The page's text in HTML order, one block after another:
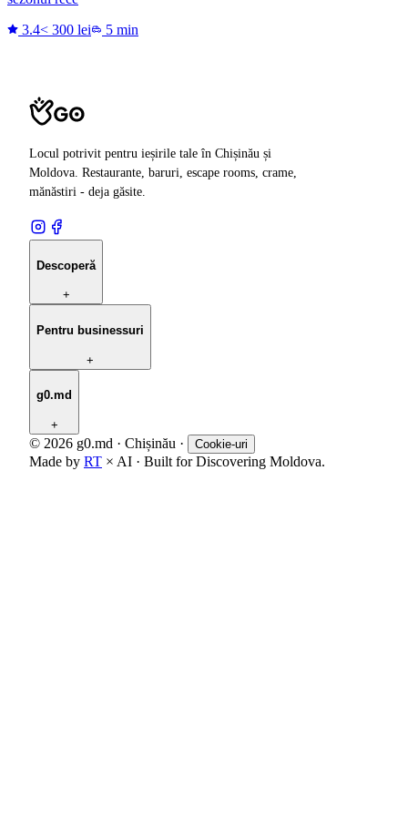
3.4< 300 lei 5 min
Locul potrivit pentru ieșirile tale în Chișinău și
Moldova. Restaurante, baruri, escape rooms, crame,
mănăstiri - deja găsite.
Descoperă
+
Pentru businessuri
+
g0.md
+
© 2026 g0.md · Chișinău · Cookie-uri
Made by RT × AI · Built for Discovering Moldova.